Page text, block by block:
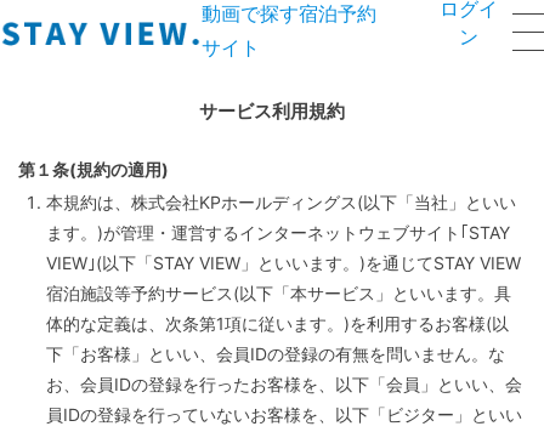
動画で探す宿泊予約
サイト
ログイ
ン
サービス利用規約
第１条(規約の適用)
本規約は、株式会社KPホールディングス(以下「当社」といい
ます。)が管理・運営するインターネットウェブサイト｢STAY
VIEW｣(以下「STAY VIEW」といいます。)を通じてSTAY VIEW
宿泊施設等予約サービス(以下「本サービス」といいます。具
体的な定義は、次条第1項に従います。)を利用するお客様(以
下「お客様」といい、会員IDの登録の有無を問いません。な
お、会員IDの登録を行ったお客様を、以下「会員」といい、会
員IDの登録を行っていないお客様を、以下「ビジター」といい